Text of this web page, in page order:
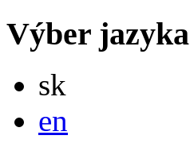
Výber jazyka
sk
en